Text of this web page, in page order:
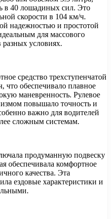
в 40 лошадиных сил. Это
скорости в 104 км/ч.
надежностью и простотой
для массового
разных условиях.
средство трехступенчатой
что обеспечивало плавное
маневренность. Рулевое
повышало точность и
важно для водителей
сложным системам.
продуманную подвеску
обеспечивала комфортное
качества. Эта
ездовые характеристики и